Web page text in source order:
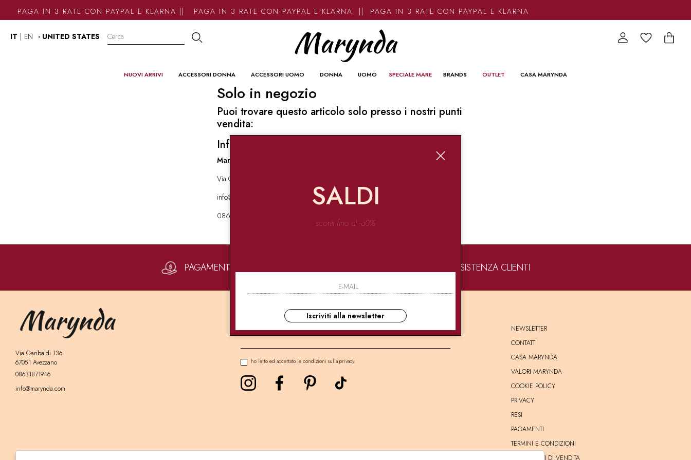
PAGA IN 3 RATE CON PAYPAL E KLARNA || PAGA IN 3 RATE CON PAYPAL E KLARNA || PAGA IN 3 RATE CON PAYPAL E KLARNA
IT EN - UNITED STATES
NUOVI ARRIVI ACCESSORI DONNA ACCESSORI UOMO DONNA UOMO SPECIALE MARE BRANDS OUTLET CASA MARYNDA
Solo in negozio
Puoi trovare questo articolo solo presso i nostri punti
vendita:
Info contatti
Marynda
Via Garibaldi 136 67051 Avezzano
info@marynda.com
08631871946
PAGAMENTI SICURI ASSISTENZA CLIENTI
Via Garibaldi 136
67051 Avezzano
08631871946
info@marynda.com
NEWSLETTER
ho letto ed accettato le condizioni sulla privacy.
NEWSLETTER
CONTATTI
CASA MARYNDA
VALORI MARYNDA
COOKIE POLICY
PRIVACY
RESI
PAGAMENTI
TERMINI E CONDIZIONI
CONDIZIONI DI VENDITA
SALDI
sconti fino al -60%
Iscriviti alla newsletter